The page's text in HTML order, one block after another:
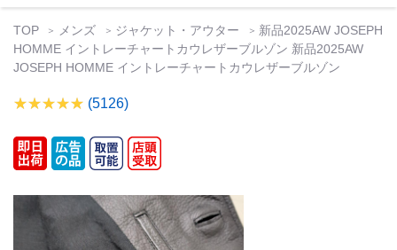
TOP メンズ ジャケット・アウター
新品2025AW JOSEPH
HOMME イントレーチャートカウレザーブルゾン 新品2025AW
JOSEPH HOMME イントレーチャートカウレザーブルゾン
(5126)